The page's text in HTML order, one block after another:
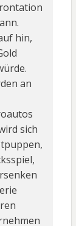
hin,
an
sich